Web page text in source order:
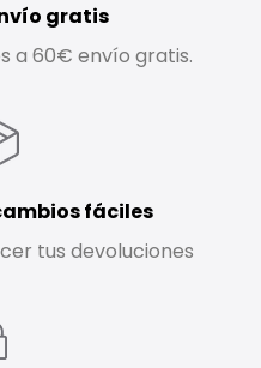
gratis
a 60€ envío gratis.
fáciles
tus devoluciones